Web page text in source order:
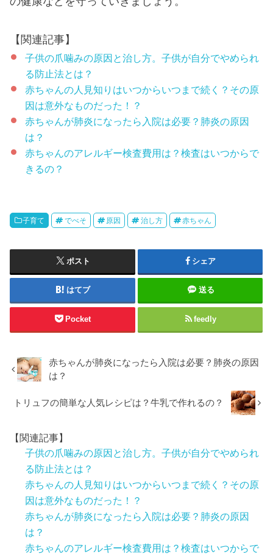
【関連記事】
子供の爪噛みの原因と治し方。子供が自分でやめられ
る防止法とは？
赤ちゃんの人見知りはいつからいつまで続く？その原
因は意外なものだった！？
赤ちゃんが肺炎になったら入院は必要？肺炎の原因
は？
赤ちゃんのアレルギー検査費用は？検査はいつからで
きるの？
子育て でべそ 原因 治し方 赤ちゃん
ポスト シェア
はてブ 送る
Pocket feedly
赤ちゃんが肺炎になったら入院は必要？肺炎の原因
は？
トリュフの簡単な人気レシピは？牛乳で作れるの？
【関連記事】
子供の爪噛みの原因と治し方。子供が自分でやめられ
る防止法とは？
赤ちゃんの人見知りはいつからいつまで続く？その原
因は意外なものだった！？
赤ちゃんが肺炎になったら入院は必要？肺炎の原因
は？
赤ちゃんのアレルギー検査費用は？検査はいつからで